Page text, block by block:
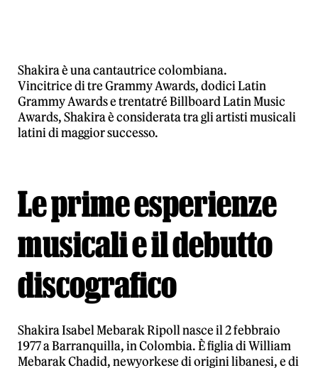
Shakira è una cantautrice colombiana.
Vincitrice di tre Grammy Awards, dodici Latin
Grammy Awards e trentatré Billboard Latin Music
Awards, Shakira è considerata tra gli artisti musicali
latini di maggior successo.
Le prime esperienze
musicali e il debutto
discografico
Shakira Isabel Mebarak Ripoll nasce il 2 febbraio
1977 a Barranquilla, in Colombia. È figlia di William
Mebarak Chadid, newyorkese di origini libanesi, e di